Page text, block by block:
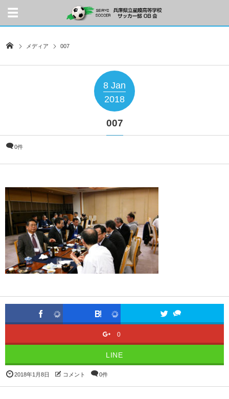
メディア 007
8 Jan
2018
007
0件
0
LINE
2018年1月8日 コメント 0件